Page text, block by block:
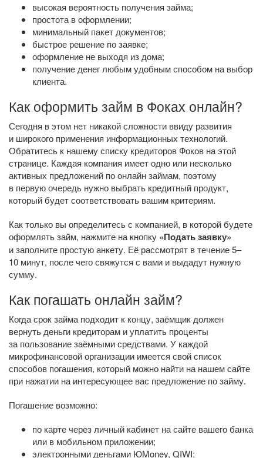
высокая вероятность получения займа;
простота в оформлении;
минимальный пакет документов;
быстрое решение по заявке;
оформление не выходя из дома;
получение денег любым удобным способом на выбор
клиента.
Как оформить займ в Фоках онлайн?
Сегодня в этом нет никакой сложности ввиду развития
и широкого применения информационных технологий.
Обратитесь к нашему списку кредиторов Фоков на этой
странице. Каждая компания имеет одно или несколько
активных предложений по онлайн займам, поэтому
в первую очередь нужно выбрать кредитный продукт,
который будет соответствовать вашим критериям.
Как только вы определитесь с компанией, в которой будете
оформлять займ, нажмите на кнопку «Подать заявку»
и заполните простую анкету. Её рассмотрят в течение 5–
10 минут, после чего свяжутся с вами и выдадут нужную
сумму.
Как погашать онлайн займ?
Когда срок займа подходит к концу, заёмщик должен
вернуть деньги кредиторам и уплатить проценты
за пользование заёмными средствами. У каждой
микрофинансовой организации имеется свой список
способов погашения, который можно найти на нашем сайте
при нажатии на интересующее вас предложение по займу.
Погашение возможно:
по карте через личный кабинет на сайте вашего банка
или в мобильном приложении;
электронными деньгами ЮMoney, QIWI;